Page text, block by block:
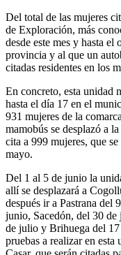
Del total de las mujeres
de Exploración, más
desde este mes y hasta el
provincia y al que un
citadas residentes en los
En concreto, esta unidad
hasta el día 17 en el
931 mujeres de la
mamobús se desplazó a
cita a 999 mujeres, que
mayo.
Del 1 al 5 de junio la
allí se desplazará a
después ir a Pastrana
junio, Sacedón, del 30
de julio y Brihuega del
pruebas a realizar en